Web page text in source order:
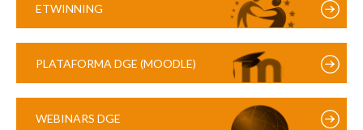
ETWINNING
PLATAFORMA DGE (MOODLE)
WEBINARS DGE